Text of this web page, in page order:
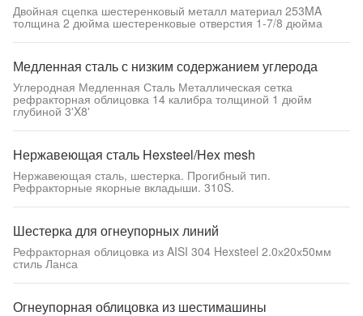
Двойная сцепка шестеренковый металл материал 253MA
толщина 2 дюйма шестеренковые отверстия 1-7/8 дюйма
Медленная сталь с низким содержанием углерода
Углеродная Медленная Сталь Металлическая сетка
рефракторная облицовка 14 калибра толщиной 1 дюйм
глубиной 3'X8'
Нержавеющая сталь Hexsteel/Hex mesh
Нержавеющая сталь, шестерка. Прогибный тип.
Рефракторные якорные вкладыши. 310S.
Шестерка для огнеупорных линий
Рефракторная облицовка из AISI 304 Hexsteel 2.0х20х50мм
стиль Ланса
Огнеупорная облицовка из шестимашины